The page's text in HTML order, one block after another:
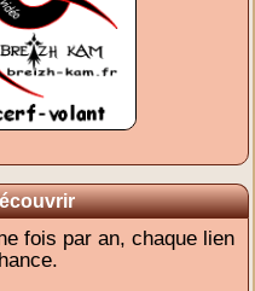
fois par an, chaque lien